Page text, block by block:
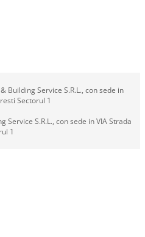
Building Service S.R.L., con sede in
Sectorul 1
Service S.R.L., con sede in VIA Strada
1